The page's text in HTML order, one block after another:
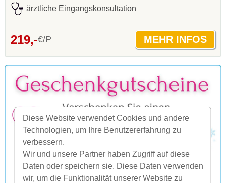
Diese Website verwendet Cookies und andere
Technologien, um Ihre Benutzererfahrung zu
verbessern.
Wir und unsere Partner haben Zugriff auf diese
Daten oder speichern sie. Diese Daten verwenden
wir, um die Funktionalität unserer Website zu
ärztliche Eingangskonsultation
219,-€/P